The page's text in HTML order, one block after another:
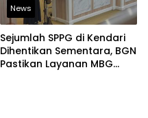
News
Sejumlah SPPG di Kendari
Dihentikan Sementara, BGN
Pastikan Layanan MBG